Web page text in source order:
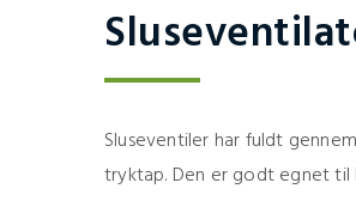
Sluseventiler har fuldt
tryktap. Den er godt egnet til